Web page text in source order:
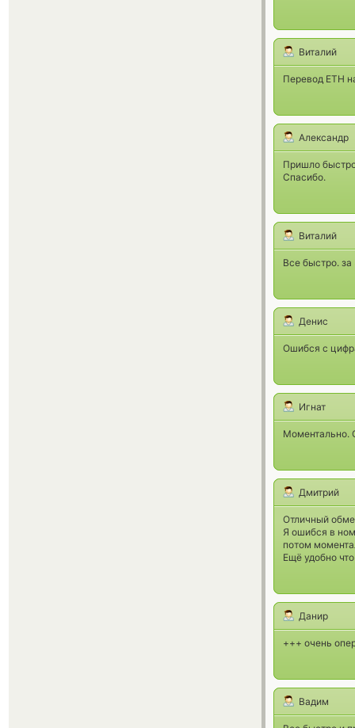
Виталий
Перевод ETH
Александр
Пришло
Спасибо.
Виталий
Все быстро.
Денис
Ошибся с
Игнат
Дмитрий
Отличный
Я ошибся в
потом
Ещё удобно
Данир
+++ очень
Вадим